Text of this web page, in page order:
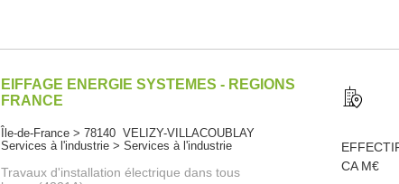
EIFFAGE ENERGIE SYSTEMES - REGIONS
FRANCE
Île-de-France > 78140 VELIZY-VILLACOUBLAY
Services à l'industrie > Services à l'industrie
Travaux d'installation électrique dans tous
CA M€